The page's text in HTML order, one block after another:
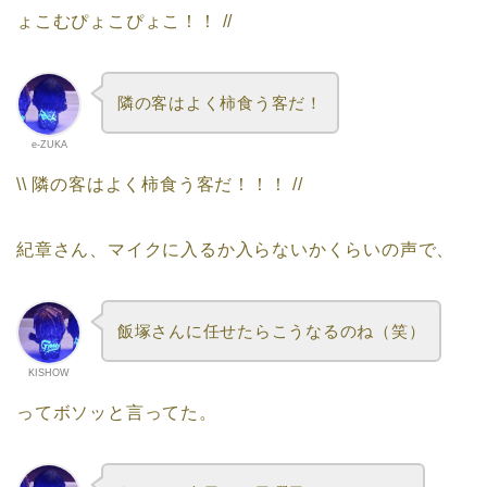
ょこむぴょこぴょこ！！ //
e-ZUKA
隣の客はよく柿食う客だ！
\\ 隣の客はよく柿食う客だ！！！ //
紀章さん、マイクに入るか入らないかくらいの声で、
KISHOW
飯塚さんに任せたらこうなるのね（笑）
ってボソッと言ってた。